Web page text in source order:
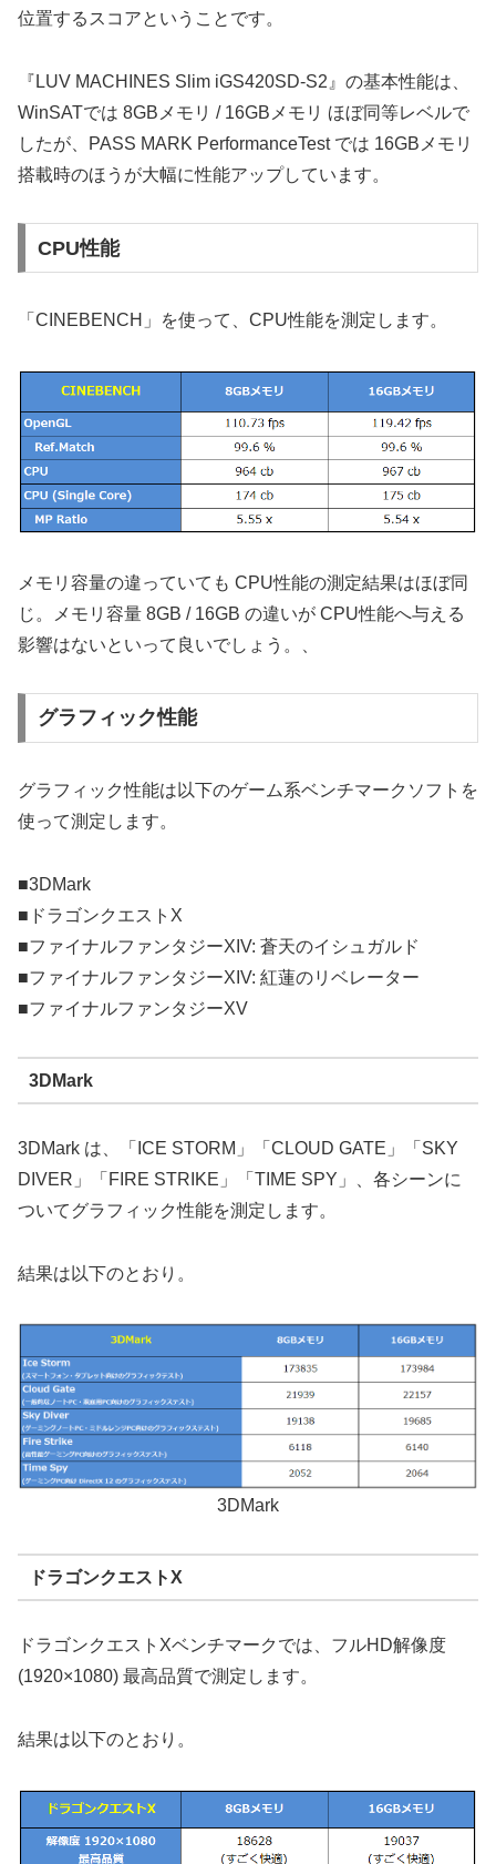
位置するスコアということです。
『LUV MACHINES Slim iGS420SD-S2』の基本性能は、
WinSATでは 8GBメモリ / 16GBメモリ ほぼ同等レベルで
したが、PASS MARK PerformanceTest では 16GBメモリ
搭載時のほうが大幅に性能アップしています。
CPU性能
「CINEBENCH」を使って、CPU性能を測定します。
メモリ容量の違っていても CPU性能の測定結果はほぼ同
じ。メモリ容量 8GB / 16GB の違いが CPU性能へ与える
影響はないといって良いでしょう。、
グラフィック性能
グラフィック性能は以下のゲーム系ベンチマークソフトを
使って測定します。
■3DMark
■ドラゴンクエストX
■ファイナルファンタジーXIV: 蒼天のイシュガルド
■ファイナルファンタジーXIV: 紅蓮のリベレーター
■ファイナルファンタジーXV
3DMark
3DMark は、「ICE STORM」「CLOUD GATE」「SKY
DIVER」「FIRE STRIKE」「TIME SPY」、各シーンに
ついてグラフィック性能を測定します。
結果は以下のとおり。
3DMark
ドラゴンクエストX
ドラゴンクエストXベンチマークでは、フルHD解像度
(1920×1080) 最高品質で測定します。
結果は以下のとおり。